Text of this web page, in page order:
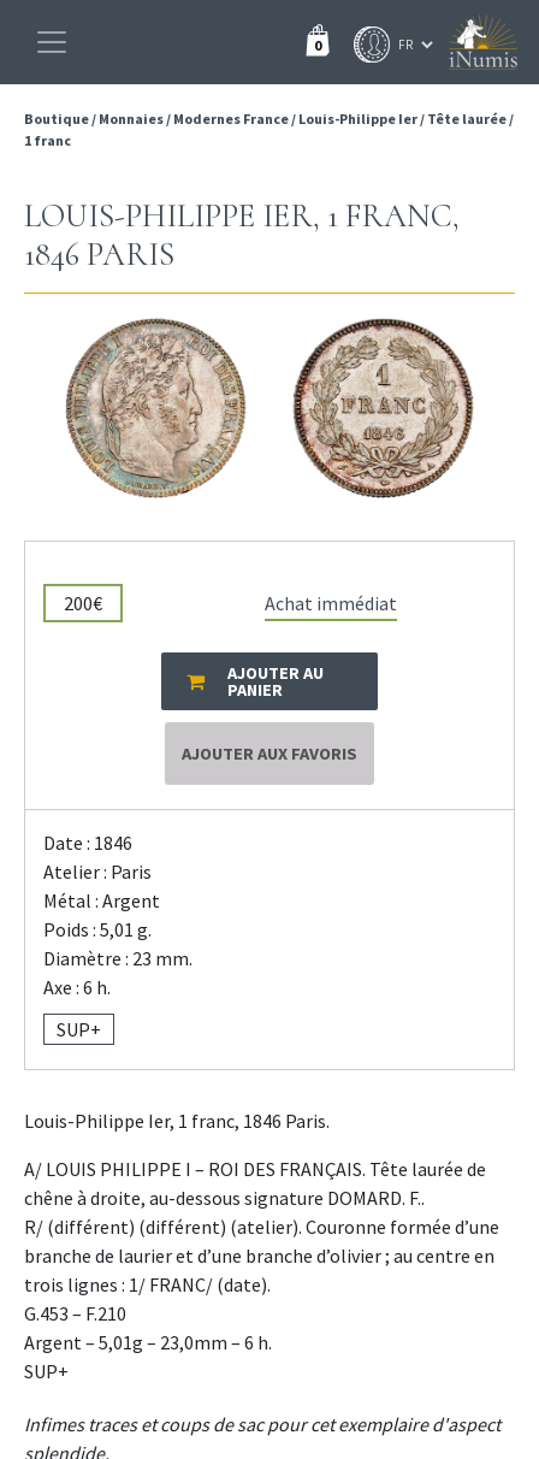
0
Boutique/ Monnaies/ Modernes France/ Louis-Philippe Ier/ Tête laurée/
1 franc
LOUIS-PHILIPPE IER, 1 FRANC,
1846 PARIS
200€ Achat immédiat
AJOUTER AU
PANIER
AJOUTER AUX FAVORIS
Date : 1846
Atelier : Paris
Métal : Argent
Poids : 5,01 g.
Diamètre : 23 mm.
Axe : 6 h.
SUP+
Louis-Philippe Ier, 1 franc, 1846 Paris.
A/ LOUIS PHILIPPE I – ROI DES FRANÇAIS. Tête laurée de
chêne à droite, au-dessous signature DOMARD. F..
R/ (différent) (différent) (atelier). Couronne formée d’une
branche de laurier et d’une branche d’olivier ; au centre en
trois lignes : 1/ FRANC/ (date).
G.453 – F.210
Argent – 5,01g – 23,0mm – 6 h.
SUP+
Infimes traces et coups de sac pour cet exemplaire d'aspect
splendide.